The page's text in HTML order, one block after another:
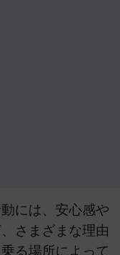
には、安心感や
さまざまな理由
る場所によって